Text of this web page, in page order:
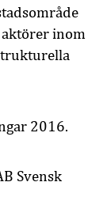
inom
2016.
Svensk